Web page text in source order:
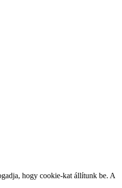
hogy cookie-kat állítunk be. A